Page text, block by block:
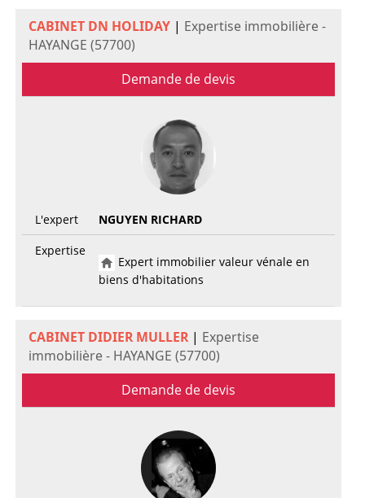
CABINET DN HOLIDAY| Expertise immobilière -
HAYANGE (57700)
Demande de devis
L'expert
NGUYEN RICHARD
Expertise
Expert immobilier valeur vénale en
biens d'habitations
CABINET DIDIER MULLER| Expertise
immobilière - HAYANGE (57700)
Demande de devis